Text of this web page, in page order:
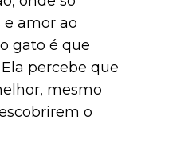
amor ao
gato é que
percebe que
mesmo
o